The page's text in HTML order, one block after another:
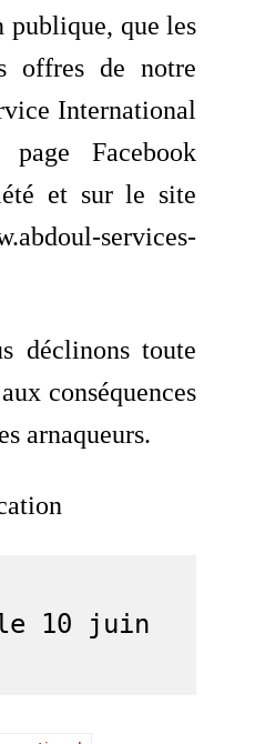
publique, que les
offres de notre
International
Facebook
et sur le site
services-
déclinons toute
conséquences
arnaqueurs.
le 10 juin